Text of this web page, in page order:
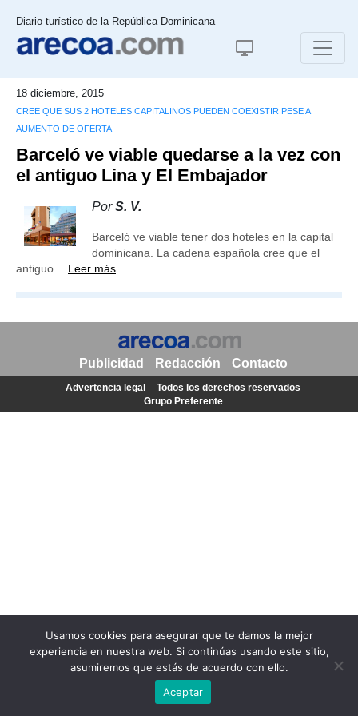
Diario turístico de la República Dominicana
18 diciembre, 2015
CREE QUE SUS 2 HOTELES CAPITALINOS PUEDEN COEXISTIR PESE A
AUMENTO DE OFERTA
Barceló ve viable quedarse a la vez con
el antiguo Lina y El Embajador
PorS. V.
Barceló ve viable tener dos hoteles en la capital
dominicana. La cadena española cree que el
antiguo… Leer más
Usamos cookies para asegurar que te damos la mejor
experiencia en nuestra web. Si continúas usando este sitio,
asumiremos que estás de acuerdo con ello.
Aceptar
Publicidad Redacción Contacto
Advertencia legal
Todos los derechos reservados
Grupo Preferente